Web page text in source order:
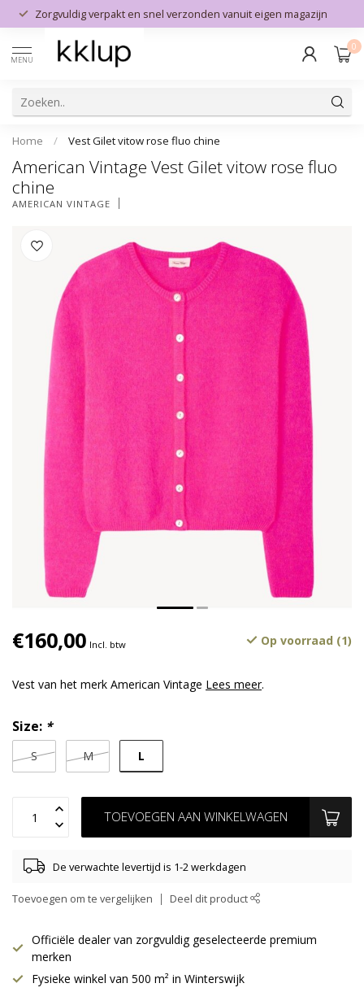
Zorgvuldig verpakt en snel verzonden vanuit eigen magazijn
MENU
0
Home / Vest Gilet vitow rose fluo chine
American Vintage Vest Gilet vitow rose fluo
chine
AMERICAN VINTAGE
€160,00 Incl. btw Op voorraad (1)
Vest van het merk American Vintage Lees meer.
Size: *
S M L
TOEVOEGEN AAN WINKELWAGEN
De verwachte levertijd is 1-2 werkdagen
Toevoegen om te vergelijken Deel dit product
Officiële dealer van zorgvuldig geselecteerde premium
merken
Fysieke winkel van 500 m² in Winterswijk